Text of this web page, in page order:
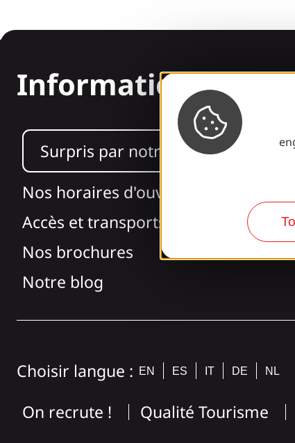
Informations
Surpris par notre design ?
Nos horaires d'ouverture
Accès et transports
Nos brochures
Notre blog
Choisir langue : EN ES IT DE NL
On recrute ! Qualité Tourisme